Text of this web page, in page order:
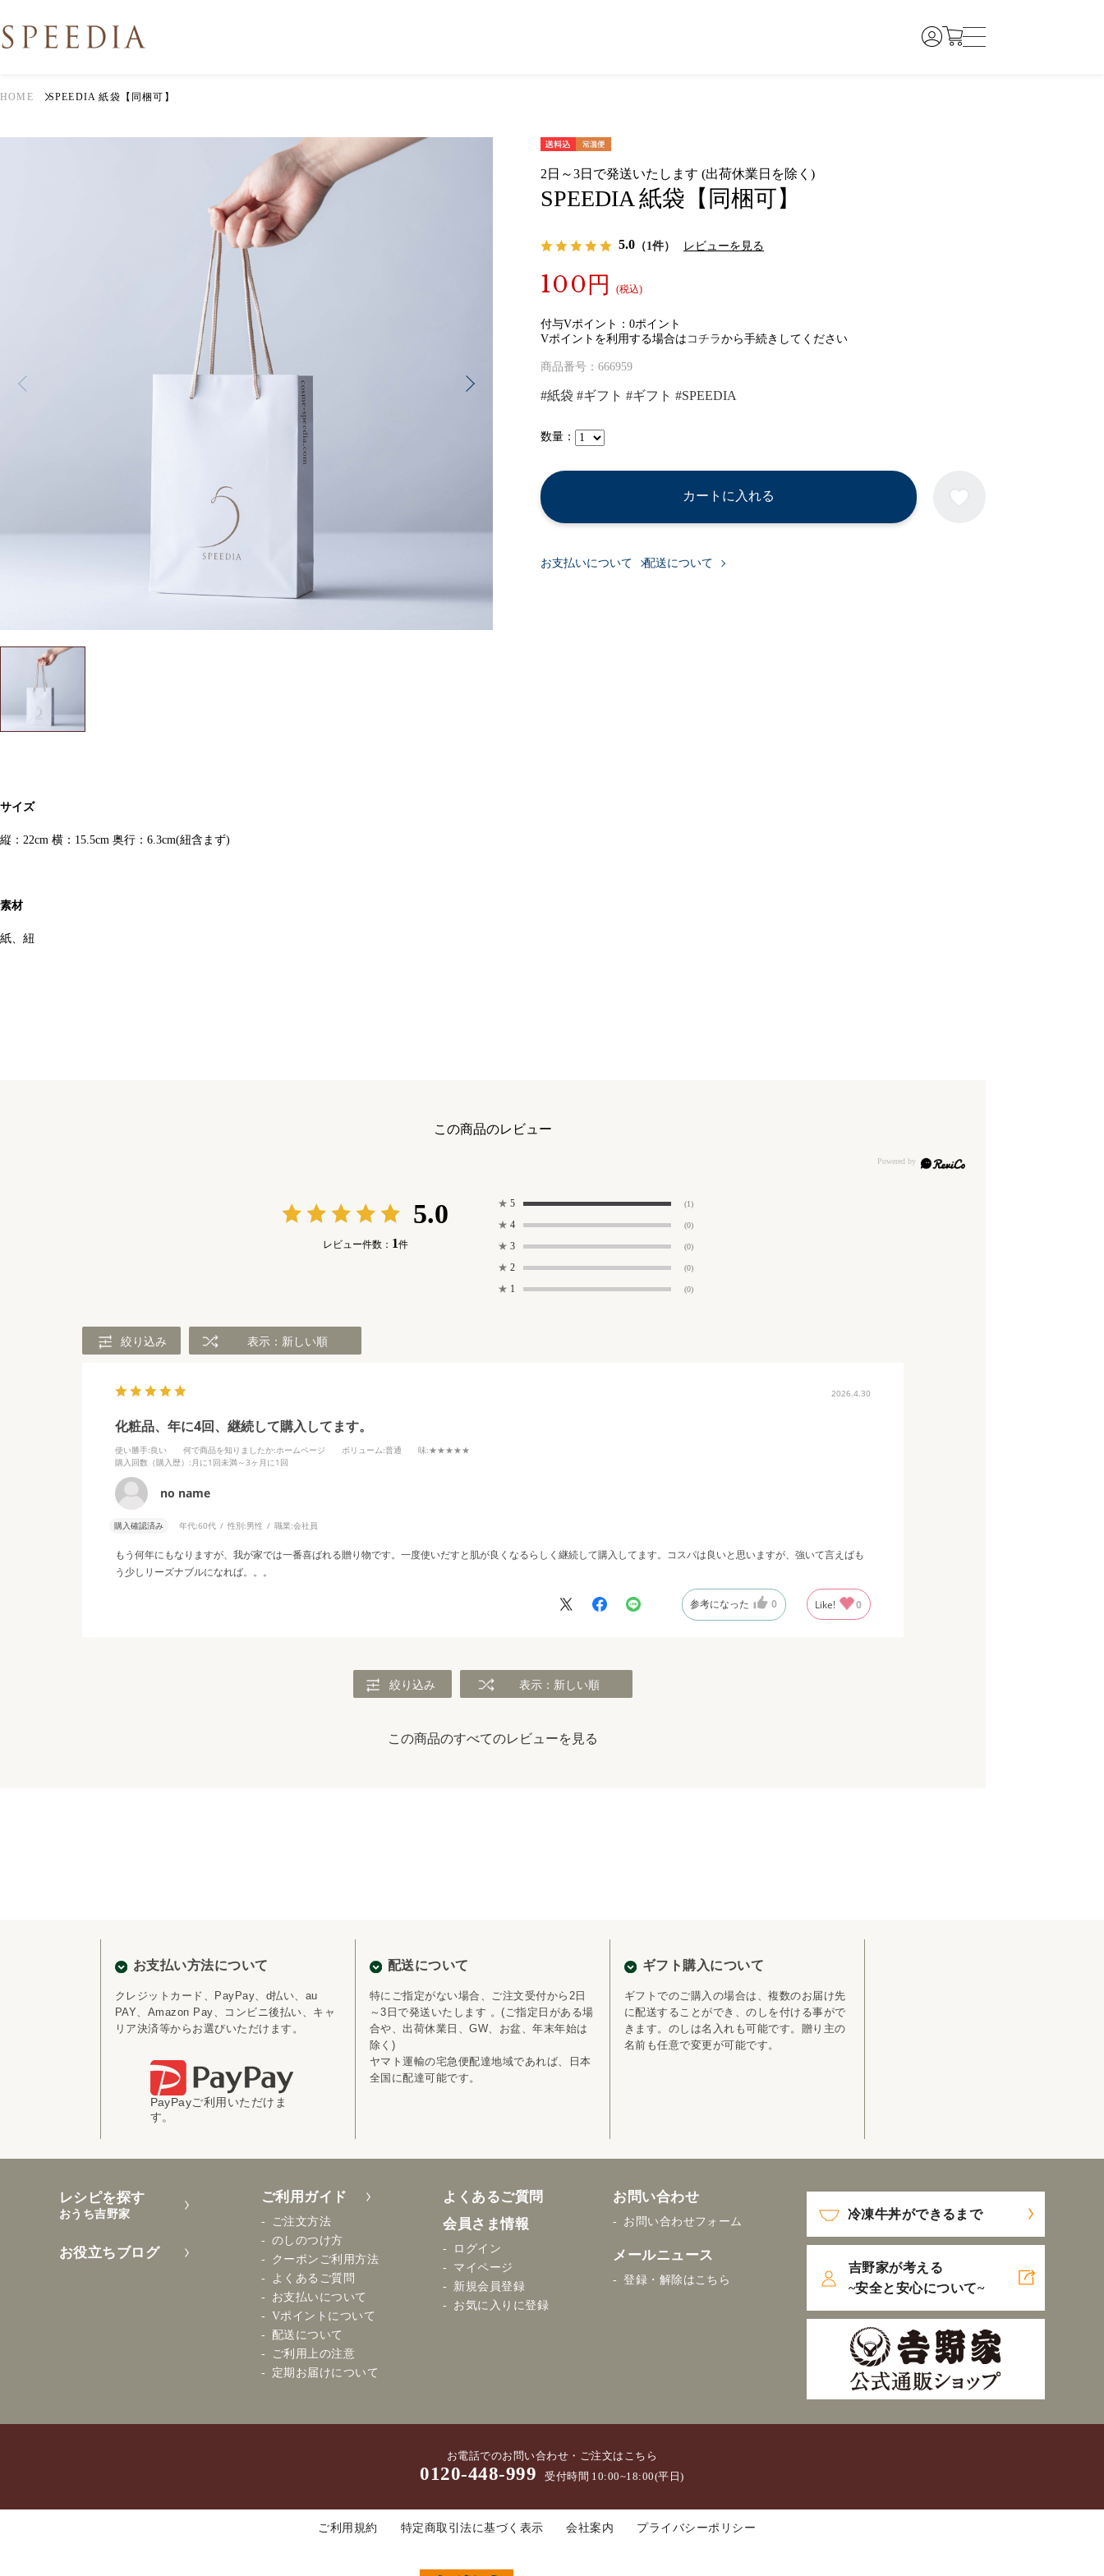
HOME SPEEDIA 紙袋【同梱可】
2日～3日で発送いたします (出荷休業日を除く)
SPEEDIA 紙袋【同梱可】
5.0 （1件） レビューを見る
100円 (税込)
付与Vポイント： 0ポイント
Vポイントを利用する場合は コチラから手続きしてください
商品番号： 666959
#紙袋 #ギフト #ギフト #SPEEDIA
数量：
カートに入れる
お支払いについて 配送について
サイズ
縦：22cm 横：15.5cm 奥行：6.3cm(紐含まず)
素材
紙、紐
この商品のレビュー
5.0
レビュー件数： 1件
★ 5 (1)
★ 4 (0)
★ 3 (0)
★ 2 (0)
★ 1 (0)
絞り込み 表示：新しい順
2026.4.30
化粧品、年に4回、継続して購入してます。
使い勝手:良い 何で商品を知りましたか:ホームページ ボリューム:普通 味:★★★★★
購入回数（購入歴） :月に1回未満～3ヶ月に1回
no name
購入確認済み 年代:60代 性別:男性 職業:会社員
もう何年にもなりますが、我が家では一番喜ばれる贈り物です。一度使いだすと肌が良くなるらしく継続して購入してます。コスパは良いと思いますが、強いて言えばも
う少しリーズナブルになれば。。。
参考になった 0 Like! 0
絞り込み 表示：新しい順
この商品のすべてのレビューを見る
お支払い方法について
クレジットカード、PayPay、d払い、au
PAY、Amazon Pay、コンビニ後払い、キャ
リア決済等からお選びいただけます。
PayPayご利用いただけま
す。
配送について
特にご指定がない場合、ご注文受付から2日
～3日で発送いたします 。(ご指定日がある場
合や、出荷休業日、GW、お盆、年末年始は
除く)
ヤマト運輸の宅急便配達地域であれば、日本
全国に配達可能です。
ギフト購入について
ギフトでのご購入の場合は、複数のお届け先
に配送することができ、のしを付ける事がで
きます。のしは名入れも可能です。贈り主の
名前も任意で変更が可能です。
レシピを探す
おうち吉野家
お役立ちブログ
ご利用ガイド
ご注文方法
のしのつけ方
クーポンご利用方法
よくあるご質問
お支払いについて
Vポイントについて
配送について
ご利用上の注意
定期お届けについて
よくあるご質問
会員さま情報
ログイン
マイページ
新規会員登録
お気に入りに登録
お問い合わせ
お問い合わせフォーム
メールニュース
登録・解除はこちら
冷凍牛丼ができるまで
吉野家が考える
~安全と安心について~
お電話でのお問い合わせ・ご注文はこちら
0120-448-999 受付時間 10:00~18:00(平日)
ご利用規約 特定商取引法に基づく表示 会社案内 プライバシーポリシー